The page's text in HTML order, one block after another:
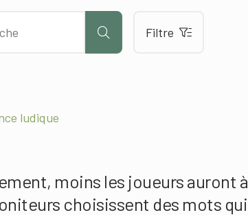
Filtre
ludique
moins les joueurs auront à
choisissent des mots qui